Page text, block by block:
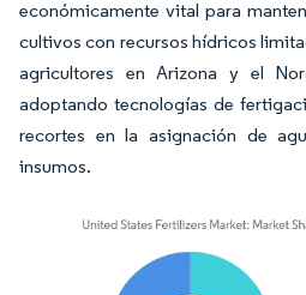
económicamente vital para
cultivos con recursos hídricos
agricultores en Arizona y el
adoptando tecnologías de
recortes en la asignación de
insumos.